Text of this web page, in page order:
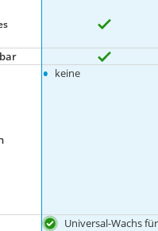
• keine
Universal-Wachs für